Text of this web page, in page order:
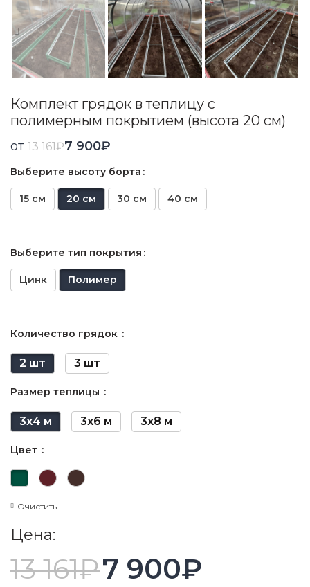
Комплект грядок в теплицу с
полимерным покрытием (высота 20 см)
от 13 161₽7 900₽
Выберите высоту борта
15 см 20 см 30 см 40 см
Выберите тип покрытия
Цинк Полимер
Количество грядок
2 шт 3 шт
Размер теплицы
3х4 м 3х6 м 3х8 м
Цвет
Очистить
Цена:
13 161₽7 900₽